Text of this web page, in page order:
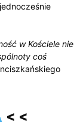
w Kościele nie
coś
< <